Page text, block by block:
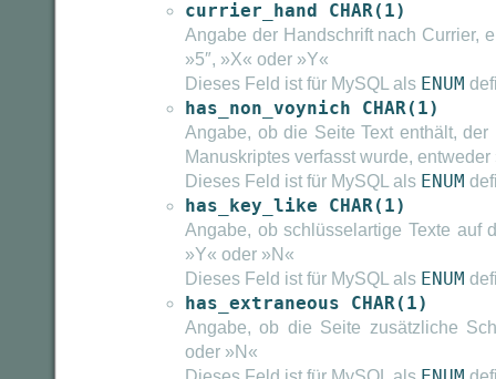
currier_hand CHAR(1)
Angabe der Handschrift nach Currier,
»5″, »X« oder »Y«
Dieses Feld ist für MySQL als ENUM
has_non_voynich CHAR(1)
Angabe, ob die Seite Text enthält,
Manuskriptes verfasst wurde,
Dieses Feld ist für MySQL als ENUM
has_key_like CHAR(1)
Angabe, ob schlüsselartige Texte auf
»Y« oder »N«
Dieses Feld ist für MySQL als ENUM
has_extraneous CHAR(1)
Angabe, ob die Seite zusätzliche
oder »N«